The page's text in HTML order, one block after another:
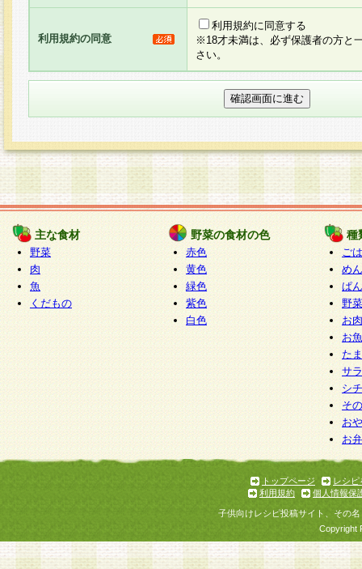
りま す。
3.当社は、会員の事前の承諾を得ることなく、当
方 法・手段にて、本規約を任意に制定、変更ま
きるものとします。改定後の本規約等は、本規約
に掲示したときに、その 他の諸規定については
てその効力を生じるものとします。
4.本規約は、会員登録希望者による会員登録手続
の当社による会員登録の承認が完了した時点で会
たものとみなされ、会員に対して適用されるもの
5.当社がお聞きする個人情報は、すべて会員登録
で提 供いただいたものと考えております。従っ
自らの個人情報の提供を希望されない場合には、
をお預かりいたしません が、提供されないこと
商品やサービス等をご利用いただけない場合があ
了承ください。
6.当社は、お客様から当社が保有している個人情
加・ 利用停止等を求められた場合には、ご本人
て確認できた場合に限り、法令に準拠して合理的
いただきます。なお、開示 請求等の請求先は個
ります。
1.会員とは、本規約等を承諾のうえ、当社所定の
了し、当社が承認した者、グループとします。な
が以下に該当する場合は会員登録をすることがで
利用規約の同意
利用規約に同意する
※18才未満は、必ず保護者の方と
さい。
主な食材
野菜
肉
魚
くだもの
野菜の食材の色
赤色
黄色
緑色
紫色
白色
種
ご
めん
ぱん
野
お
お
た
サ
シ
そ
お
お
トップページ
レシピ
利用規約
個人情報保
子供向けレシピ投稿サイト、その
Copyright